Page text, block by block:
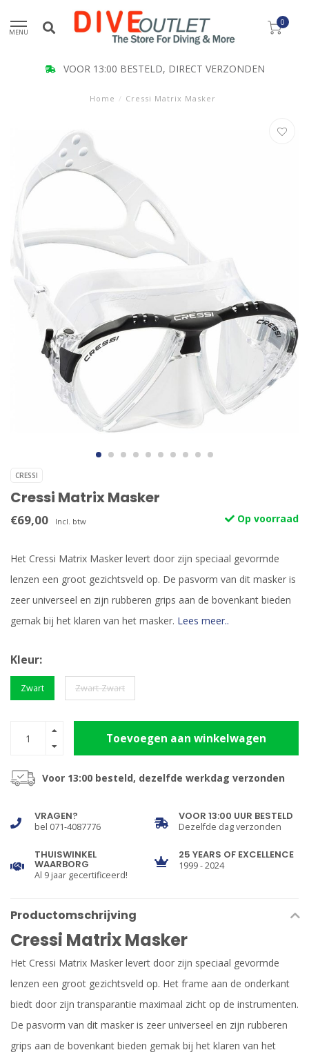
MENU
0
VOOR 13:00 BESTELD, DIRECT VERZONDEN
Home / Cressi Matrix Masker
CRESSI
Cressi Matrix Masker
€69,00 Incl. btw Op voorraad
Het Cressi Matrix Masker levert door zijn speciaal gevormde
lenzen een groot gezichtsveld op. De pasvorm van dit masker is
zeer universeel en zijn rubberen grips aan de bovenkant bieden
gemak bij het klaren van het masker. Lees meer..
Kleur:
Zwart Zwart-Zwart
Toevoegen aan winkelwagen
Voor 13:00 besteld, dezelfde werkdag verzonden
VRAGEN?
bel 071-4087776
VOOR 13:00 UUR BESTELD
Dezelfde dag verzonden
THUISWINKEL
WAARBORG
Al 9 jaar gecertificeerd!
25 YEARS OF EXCELLENCE
1999 - 2024
Productomschrijving
Cressi Matrix Masker
Het Cressi Matrix Masker levert door zijn speciaal gevormde
lenzen een groot gezichtsveld op. Het frame aan de onderkant
biedt door zijn transparantie maximaal zicht op de instrumenten.
De pasvorm van dit masker is zeer universeel en zijn rubberen
grips aan de bovenkant bieden gemak bij het klaren van het